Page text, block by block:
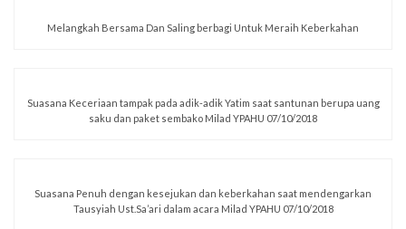
Melangkah Bersama Dan Saling berbagi Untuk Meraih Keberkahan
Suasana Keceriaan tampak pada adik-adik Yatim saat santunan berupa uang
saku dan paket sembako Milad YPAHU 07/10/2018
Suasana Penuh dengan kesejukan dan keberkahan saat mendengarkan
Tausyiah Ust.Sa’ari dalam acara Milad YPAHU 07/10/2018